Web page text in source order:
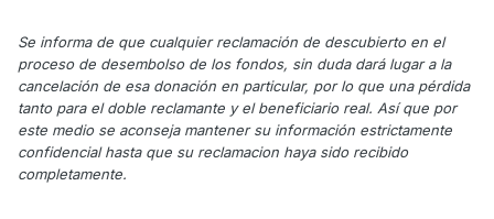
Se informa de que cualquier reclamación de descubierto en el
proceso de desembolso de los fondos, sin duda dará lugar a la
cancelación de esa donación en particular, por lo que una pérdida
tanto para el doble reclamante y el beneficiario real. Así que por
este medio se aconseja mantener su información estrictamente
confidencial hasta que su reclamacion haya sido recibido
completamente.